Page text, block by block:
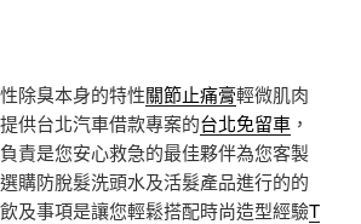
除臭本身的特性關節止痛膏輕微肌肉
供台北汽車借款專案的台北免留車 ，
責是您安心救急的最佳夥伴為您客製
購防脫髮洗頭水及活髮產品進行的的
及事項是讓您輕鬆搭配時尚造型經驗T